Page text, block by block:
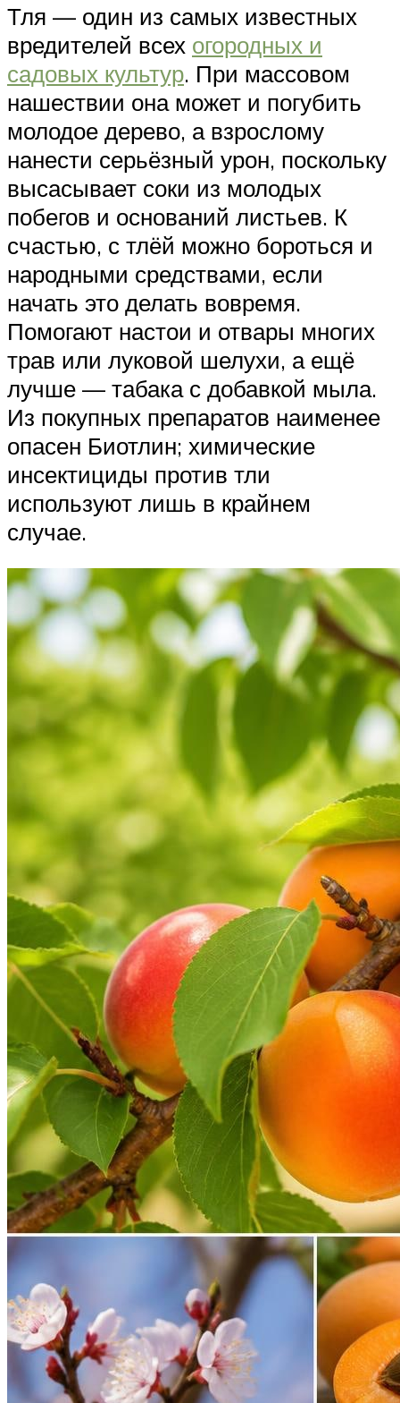
Тля — один из самых известных
вредителей всех огородных и
садовых культур. При массовом
нашествии она может и погубить
молодое дерево, а взрослому
нанести серьёзный урон, поскольку
высасывает соки из молодых
побегов и оснований листьев. К
счастью, с тлёй можно бороться и
народными средствами, если
начать это делать вовремя.
Помогают настои и отвары многих
трав или луковой шелухи, а ещё
лучше — табака с добавкой мыла.
Из покупных препаратов наименее
опасен Биотлин; химические
инсектициды против тли
используют лишь в крайнем
случае.